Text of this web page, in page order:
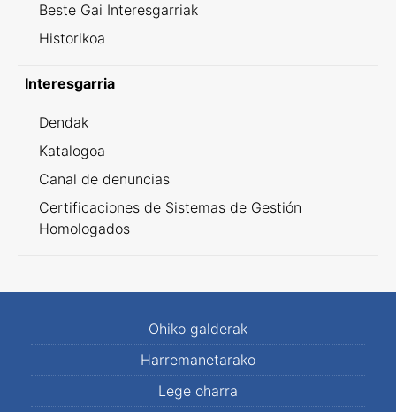
Beste Gai Interesgarriak
Historikoa
Interesgarria
Dendak
Katalogoa
Canal de denuncias
Certificaciones de Sistemas de Gestión
Homologados
Ohiko galderak
Harremanetarako
Lege oharra